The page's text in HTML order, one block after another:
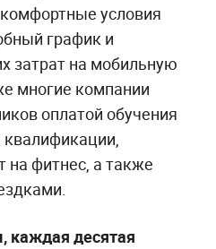
условия
график и
затрат на мобильную
многие компании
оплатой обучения
на фитнес, а также
десятая